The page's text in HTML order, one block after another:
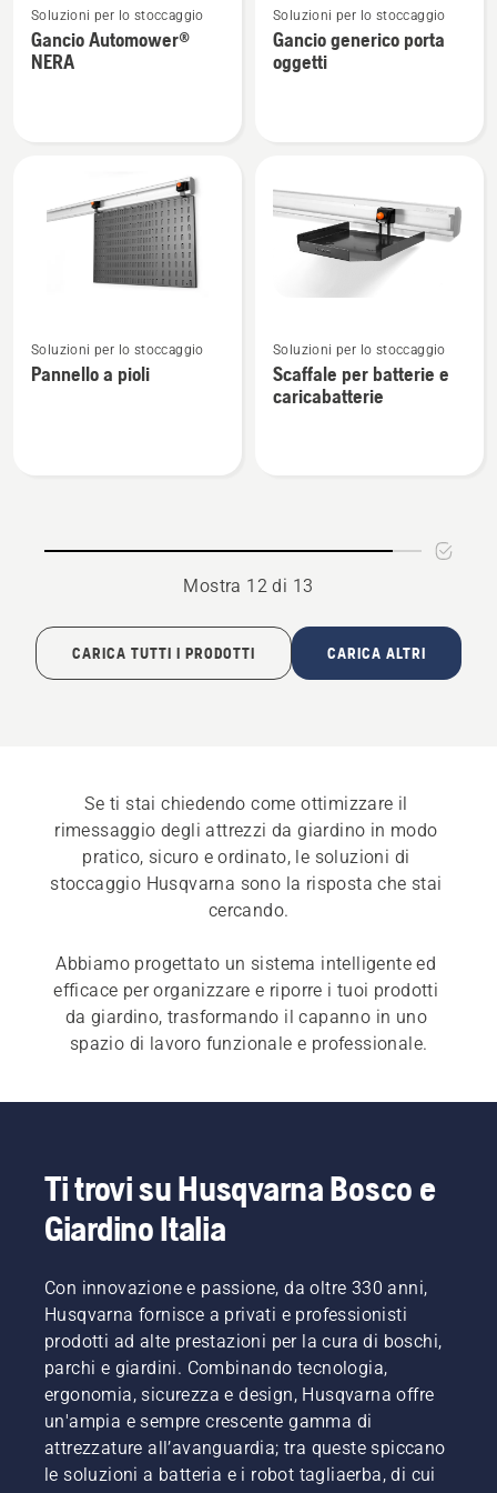
maggiori
dettagli
su
Soluzioni per lo stoccaggio
Gancio Automower®
NERA
maggiori
dettagli
su
Soluzioni per lo stoccaggio
Gancio generico porta
oggetti
maggiori
dettagli
Soluzioni per lo stoccaggio
Pannello a pioli
maggiori
dettagli
su
Soluzioni per lo stoccaggio
Scaffale per batterie e
caricabatterie
Mostra 12 di 13
CARICA TUTTI I PRODOTTI CARICA ALTRI
Se ti stai chiedendo come ottimizzare il
rimessaggio degli attrezzi da giardino in modo
pratico, sicuro e ordinato, le soluzioni di
stoccaggio Husqvarna sono la risposta che stai
cercando.
Abbiamo progettato un sistema intelligente ed
efficace per organizzare e riporre i tuoi prodotti
da giardino, trasformando il capanno in uno
spazio di lavoro funzionale e professionale.
Perché scegliere la soluzione per
Stoccare gli attrezzi in modo curato non serve
solo a fare ordine, ma protegge i tuoi prodotti da
urti accidentali ottimizzando al tempo stesso lo
spazio. Il sistema modulare Husqvarna ti
permette di personalizzare la parete in base alle
tue reali necessità. In oltre, i ganci che puoi
acquistare sono inclusi sui prodotti della gamma
a batteria ASPIRE™ , rendendo il sistema
completo e omogeneo.
Ti trovi su Husqvarna Bosco e
Giardino Italia
Con innovazione e passione, da oltre 330 anni,
Husqvarna fornisce a privati e professionisti
prodotti ad alte prestazioni per la cura di boschi,
parchi e giardini. Combinando tecnologia,
ergonomia, sicurezza e design, Husqvarna offre
un'ampia e sempre crescente gamma di
attrezzature all’avanguardia; tra queste spiccano
le soluzioni a batteria e i robot tagliaerba, di cui